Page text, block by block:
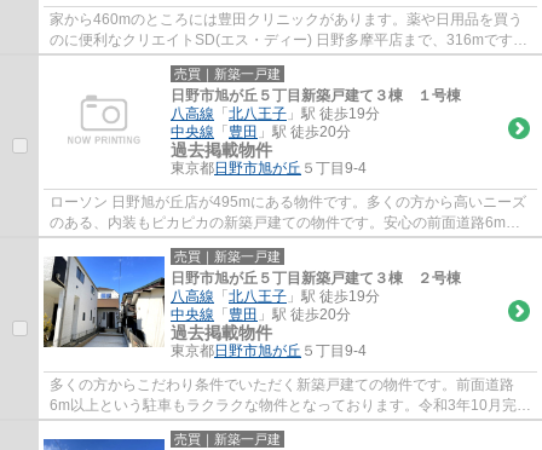
家から460mのところには豊田クリニックがあります。薬や日用品を買う
のに便利なクリエイトSD(エス・ディー) 日野多摩平店まで、316mです。
前面道路6m以上の物件です。駅まで歩いて14分...
売買｜新築一戸建
日野市旭が丘５丁目新築戸建て３棟 １号棟
八高線 「 北八王子 」駅 徒歩19分
中央線 「 豊田 」駅 徒歩20分
過去掲載物件
東京都日野市旭が丘 ５丁目9-4
ローソン 日野旭が丘店が495mにある物件です。多くの方から高いニーズ
のある、内装もピカピカの新築戸建ての物件です。安心の前面道路6m以
上の条件を備えております。令和3年10月築の...
売買｜新築一戸建
日野市旭が丘５丁目新築戸建て３棟 ２号棟
八高線 「 北八王子 」駅 徒歩19分
中央線 「 豊田 」駅 徒歩20分
過去掲載物件
東京都日野市旭が丘 ５丁目9-4
多くの方からこだわり条件でいただく新築戸建ての物件です。前面道路
6m以上という駐車もラクラクな物件となっております。令和3年10月完成
の新築物件。令和3年10月築の物件となってお...
売買｜新築一戸建